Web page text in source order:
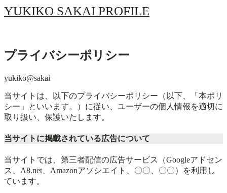
YUKIKO SAKAI PROFILE
プライバシーポリシー
yukiko@sakai
当サイトは、以下のプライバシーポリシー（以下、「本ポリ
シー」といいます。）に従い、ユーザーの個人情報を適切に
取り扱い、保護いたします。
当サイトに掲載されている広告について
当サイトでは、第三者配信の広告サービス（Googleアドセン
ス、A8.net、Amazonアソシエイト、〇〇、〇〇）を利用し
ています。